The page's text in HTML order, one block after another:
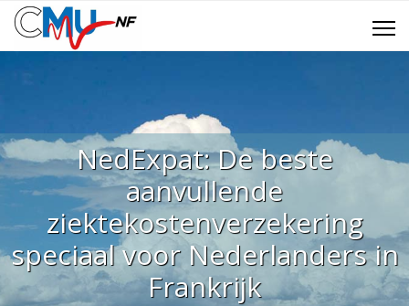
NedExpat: De beste
aanvullende
ziektekostenverzekering
speciaal voor Nederlanders in
Frankrijk